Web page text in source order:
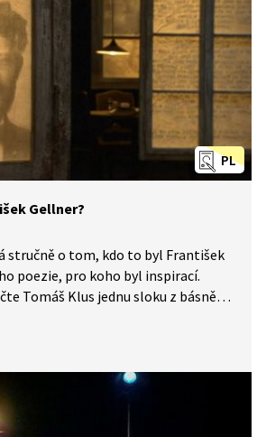
PL
Gellner?
stručně o tom, kdo to byl František
poezie, pro koho byl inspirací.
Tomáš Klus jednu sloku z básně